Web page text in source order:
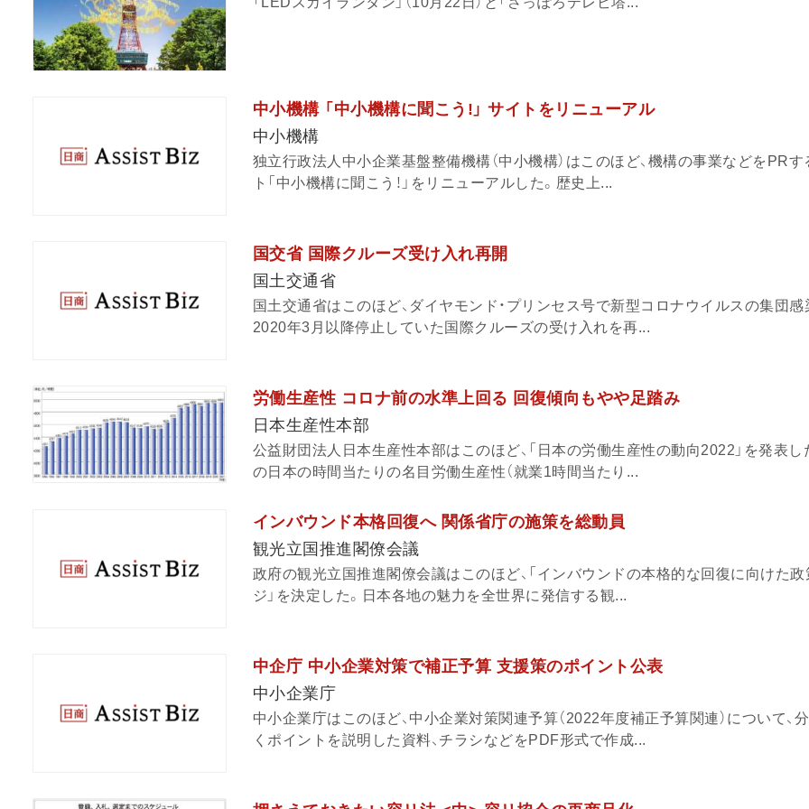
中小機構 「中小機構に聞こう!」 サイトをリニューアル
中小機構
独立行政法人中小企業基盤整備機構（中小機構）はこのほど、機構の事業などをPRす
ト「中小機構に聞こう！」をリニューアルした。歴史上...
国交省 国際クルーズ受け入れ再開
国土交通省
国土交通省はこのほど、ダイヤモンド・プリンセス号で新型コロナウイルスの集団感
2020年3月以降停止していた国際クルーズの受け入れを再...
労働生産性 コロナ前の水準上回る 回復傾向もやや足踏み
日本生産性本部
公益財団法人日本生産性本部はこのほど、「日本の労働生産性の動向2022」を発表し
の日本の時間当たりの名目労働生産性（就業1時間当たり...
インバウンド本格回復へ 関係省庁の施策を総動員
観光立国推進閣僚会議
政府の観光立国推進閣僚会議はこのほど、「インバウンドの本格的な回復に向けた
ジ」を決定した。日本各地の魅力を全世界に発信する観...
中企庁 中小企業対策で補正予算 支援策のポイント公表
中小企業庁
中小企業庁はこのほど、中小企業対策関連予算（2022年度補正予算関連）について、
くポイントを説明した資料、チラシなどをPDF形式で作成...